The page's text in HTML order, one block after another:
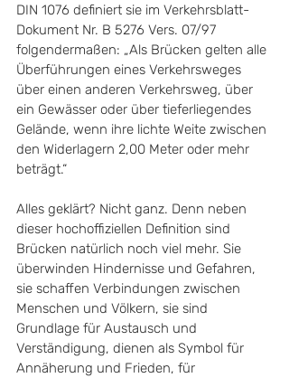
DIN 1076 definiert sie im Verkehrsblatt-
Dokument Nr. B 5276 Vers. 07/97
folgendermaßen: „Als Brücken gelten alle
Überführungen eines Verkehrsweges
über einen anderen Verkehrsweg, über
ein Gewässer oder über tieferliegendes
Gelände, wenn ihre lichte Weite zwischen
den Widerlagern 2,00 Meter oder mehr
beträgt.“
Alles geklärt? Nicht ganz. Denn neben
dieser hochoffiziellen Definition sind
Brücken natürlich noch viel mehr. Sie
überwinden Hindernisse und Gefahren,
sie schaffen Verbindungen zwischen
Menschen und Völkern, sie sind
Grundlage für Austausch und
Verständigung, dienen als Symbol für
Annäherung und Frieden, für